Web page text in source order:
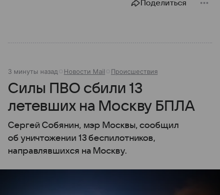
Поделиться
3 минуты назад Новости Mail Происшествия
Силы ПВО сбили 13
летевших на Москву БПЛА
Сергей Собянин, мэр Москвы, сообщил
об уничтожении 13 беспилотников,
направлявшихся на Москву.